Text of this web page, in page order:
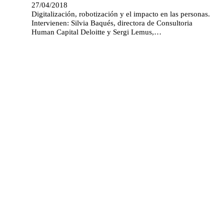
27/04/2018
Digitalización, robotización y el impacto en las personas.
Intervienen: Silvia Baqués, directora de Consultoria
Human Capital Deloitte y Sergi Lemus,…